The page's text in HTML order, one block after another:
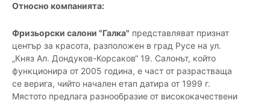
Относно компанията:
Фризьорски салони "Галка" представляват признат
център за красота, разположен в град Русе на ул.
„Княз Ал. Дондуков-Корсаков“ 19. Салонът, който
функционира от 2005 година, e част от разрастваща
се верига, чийто начален етап датира от 1999 г.
Мястото предлага разнообразие от висококачествени